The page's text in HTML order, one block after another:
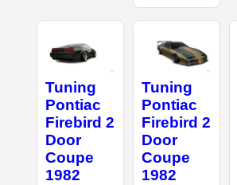
Tuning
Pontiac
Firebird 2
Door
Coupe
1982
Tuning
Pontiac
Firebird 2
Door
Coupe
1982